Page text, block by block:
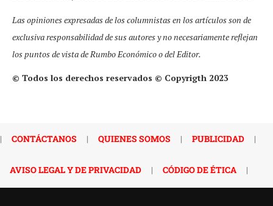
Las opiniones expresadas de los columnistas en los artículos son de
exclusiva responsabilidad de sus autores y no necesariamente reflejan
los puntos de vista de Rumbo Económico o del Editor.
© Todos los derechos reservados © Copyrigth 2023
| CONTÁCTANOS | QUIENES SOMOS | PUBLICIDAD |
AVISO LEGAL Y DE PRIVACIDAD | CÓDIGO DE ÉTICA |